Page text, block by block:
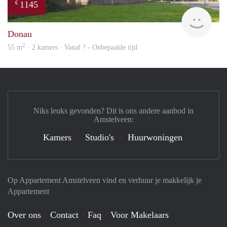
€ 1145
Donau
55 m2 · 2 kamers · Vanaf ? - Onbepaalde tijd
Op Appartement Amstelveen vind en verhuur je makkelijk je
Appartement
Over ons Contact Faq Voor Makelaars
Niks leuks gevonden? Dit is ons andere aanbod in
Amstelveen:
Kamers Studio's Huurwoningen